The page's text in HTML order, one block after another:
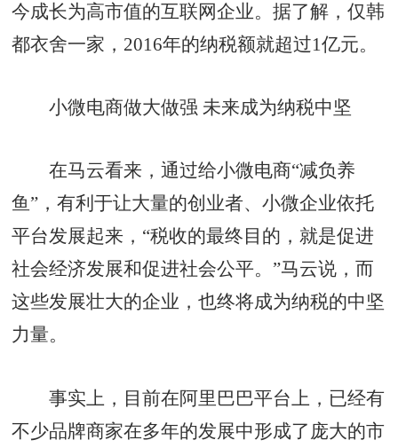
今成长为高市值的互联网企业。据了解，仅韩
都衣舍一家，2016年的纳税额就超过1亿元。
小微电商做大做强 未来成为纳税中坚
在马云看来，通过给小微电商“减负养
鱼”，有利于让大量的创业者、小微企业依托
平台发展起来，“税收的最终目的，就是促进
社会经济发展和促进社会公平。”马云说，而
这些发展壮大的企业，也终将成为纳税的中坚
力量。
事实上，目前在阿里巴巴平台上，已经有
不少品牌商家在多年的发展中形成了庞大的市